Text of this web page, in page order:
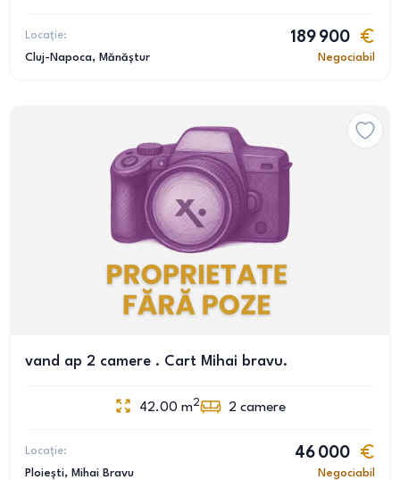
Locație:
Cluj-Napoca, Mănăștur
189 900
Negociabil
vand ap 2 camere . Cart Mihai bravu.
42.00 m2 2 camere
Locație:
Ploiești, Mihai Bravu
46 000
Negociabil